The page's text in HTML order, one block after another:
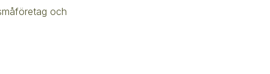
och